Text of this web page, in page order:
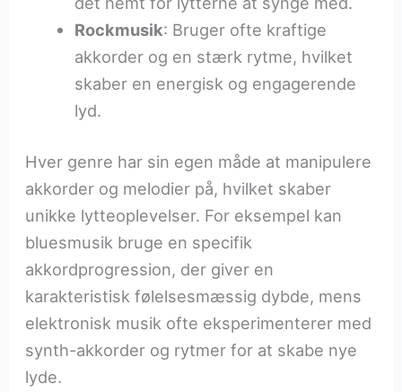
Rockmusik: Bruger ofte kraftige
akkorder og en stærk rytme, hvilket
skaber en energisk og engagerende
lyd.
Hver genre har sin egen måde at manipulere
akkorder og melodier på, hvilket skaber
unikke lytteoplevelser. For eksempel kan
bluesmusik bruge en specifik
akkordprogression, der giver en
karakteristisk følelsesmæssig dybde, mens
elektronisk musik ofte eksperimenterer med
synth-akkorder og rytmer for at skabe nye
lyde.